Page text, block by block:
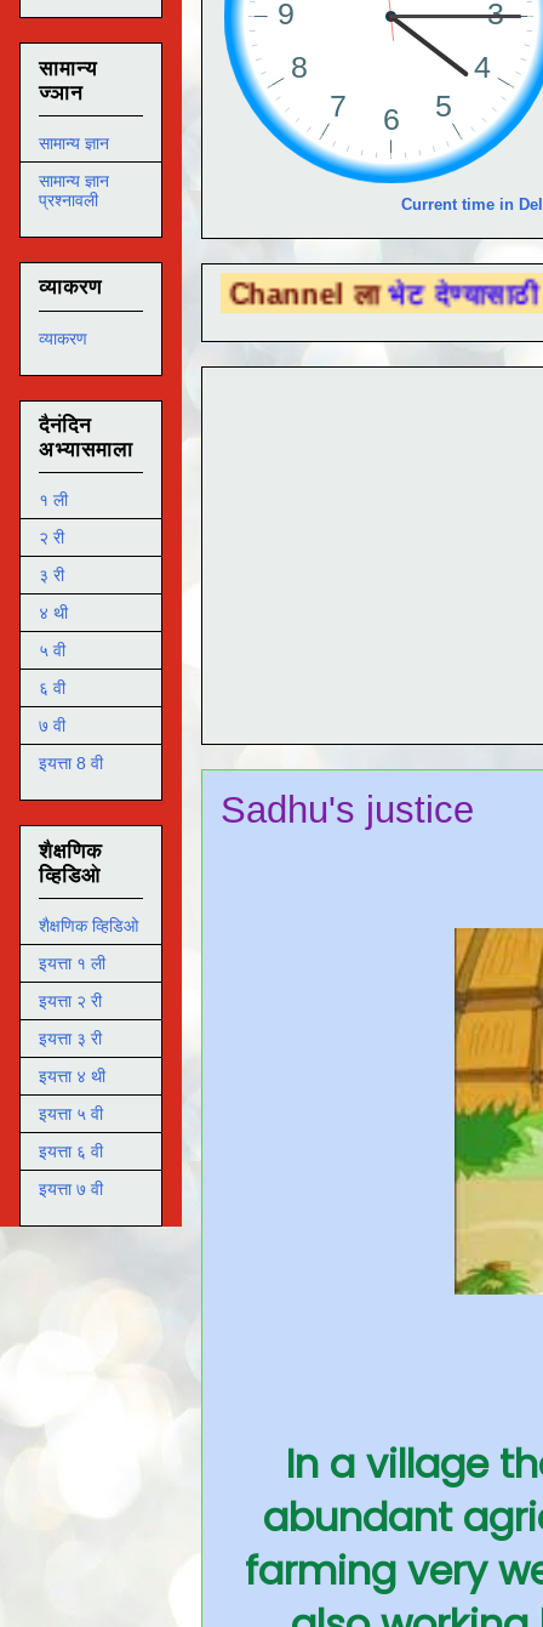
Current time in
Channel लाभेट देण्यासाठी येथे क्लिक
Sadhu's justice
In a village
abundant
farming very
सामान्य
ज्ञान
सामान्य ज्ञान
सामान्य ज्ञान
प्रश्नावली
व्याकरण
व्याकरण
दैनंदिन
अभ्यासमाला
१ ली
२ री
३ री
४ थी
५ वी
६ वी
७ वी
इयत्ता 8 वी
शैक्षणिक
व्हिडिओ
शैक्षणिक व्हिडिओ
इयत्ता १ ली
इयत्ता २ री
इयत्ता ३ री
इयत्ता ४ थी
इयत्ता ५ वी
इयत्ता ६ वी
इयत्ता ७ वी